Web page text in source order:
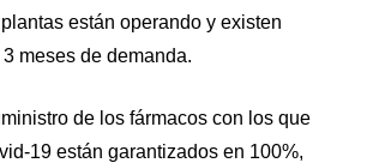
están operando y existen
meses de demanda.
de los fármacos con los que
19 están garantizados en 100%,